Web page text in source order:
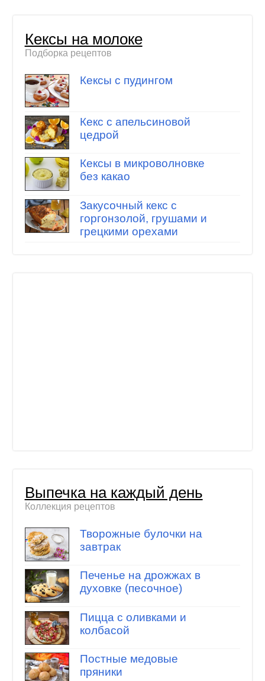
Кексы на молоке
Подборка рецептов
Кексы с пудингом
Кекс с апельсиновой
цедрой
Кексы в микроволновке
без какао
Закусочный кекс с
горгонзолой, грушами и
грецкими орехами
Выпечка на каждый день
Коллекция рецептов
Творожные булочки на
завтрак
Печенье на дрожжах в
духовке (песочное)
Пицца с оливками и
колбасой
Постные медовые
пряники